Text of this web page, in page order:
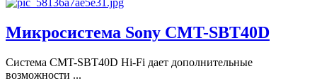
Микросистема Sony CMT-SBT40D
Система CMT-SBT40D Hi-Fi дает дополнительные
возможности ...